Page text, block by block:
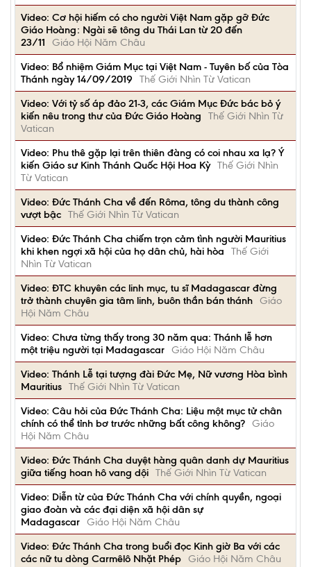
Video: Cơ hội hiếm có cho người Việt Nam gặp gỡ Đức
Giáo Hoàng: Ngài sẽ tông du Thái Lan từ 20 đến
23/11
Giáo Hội Năm Châu
Video: Bổ nhiệm Giám Mục tại Việt Nam - Tuyên bố của Tòa
Thánh ngày 14/09/2019
Thế Giới Nhìn Từ Vatican
Video: Với tỷ số áp đảo 21-3, các Giám Mục Đức bác bỏ ý
kiến nêu trong thư của Đức Giáo Hoàng
Thế Giới Nhìn Từ
Vatican
Video: Phu thê gặp lại trên thiên đàng có coi nhau xa lạ? Ý
kiến Giáo sư Kinh Thánh Quốc Hội Hoa Kỳ Thế Giới Nhìn
Từ Vatican
Video: Đức Thánh Cha về đến Rôma, tông du thành công
vượt bậc Thế Giới Nhìn Từ Vatican
Video: Đức Thánh Cha chiếm trọn cảm tình người Mauritius
khi khen ngợi xã hội của họ dân chủ, hài hòa
Thế Giới
Nhìn Từ Vatican
Video: ĐTC khuyên các linh mục, tu sĩ Madagascar đừng
trở thành chuyên gia tâm linh, buôn thần bán thánh Giáo
Hội Năm Châu
Video: Chưa từng thấy trong 30 năm qua: Thánh lễ hơn
một triệu người tại Madagascar Giáo Hội Năm Châu
Video: Thánh Lễ tại tượng đài Đức Mẹ, Nữ vương Hòa bình
Mauritius Thế Giới Nhìn Từ Vatican
Video: Câu hỏi của Đức Thánh Cha: Liệu một mục tử chân
chính có thể tỉnh bơ trước những bất công không? Giáo
Hội Năm Châu
Video: Đức Thánh Cha duyệt hàng quân danh dự Mauritius
giữa tiếng hoan hô vang dội Thế Giới Nhìn Từ Vatican
Video: Diễn từ của Đức Thánh Cha với chính quyền, ngoại
giao đoàn và các đại diện xã hội dân sự
Madagascar Giáo Hội Năm Châu
Video: Đức Thánh Cha trong buổi đọc Kinh giờ Ba với các
các nữ tu dòng Carmêlô Nhặt Phép Giáo Hội Năm Châu